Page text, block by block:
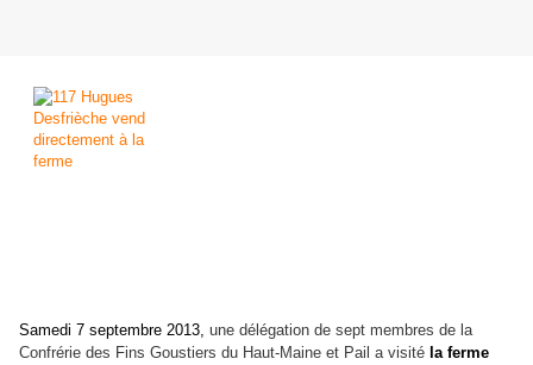
Samedi 7 septembre 2013, une délégation de sept membres de la
Confrérie des Fins Goustiers du Haut-Maine et Pail a visité la ferme